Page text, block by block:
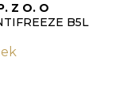
Z O. O
B5L